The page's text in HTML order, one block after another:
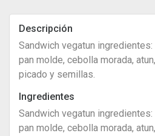
Descripción
Sandwich vegatun
pan molde, cebolla morada,
picado y semillas.
Ingredientes
Sandwich vegatun
pan molde, cebolla morada,